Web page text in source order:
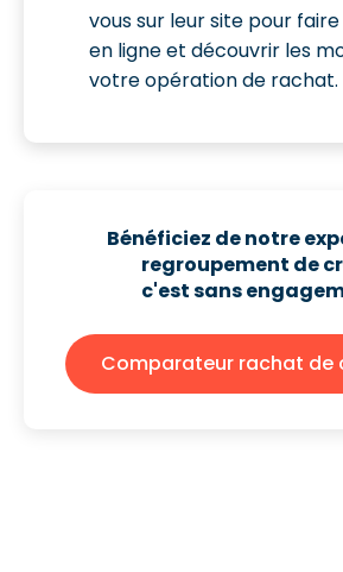
vous sur leur site pour
en ligne et découvrir les
votre opération de rachat.
Bénéficiez de notre
regroupement de
c'est sans
Comparateur rachat de